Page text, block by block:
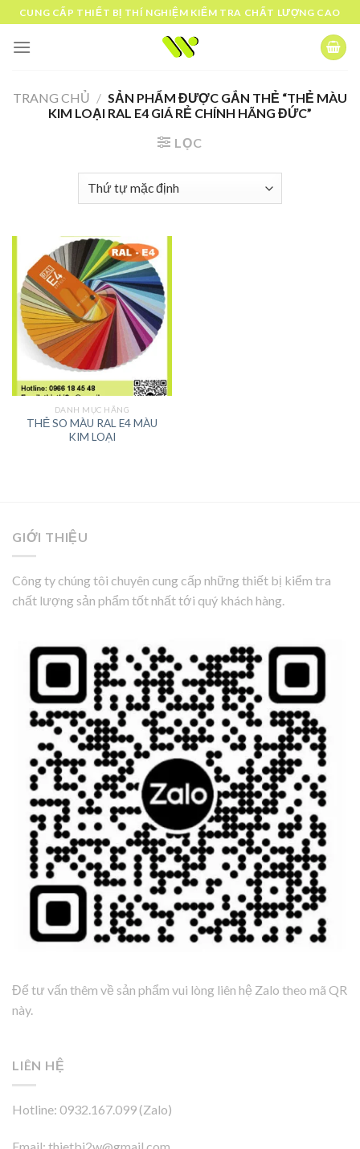
Skip
to
content
CUNG CẤP THIẾT BỊ THÍ NGHIỆM KIỂM TRA CHẤT LƯỢNG CAO
TRANG CHỦ / SẢN PHẨM ĐƯỢC GẮN THẺ “THẺ MÀU
KIM LOẠI RAL E4 GIÁ RẺ CHÍNH HÃNG ĐỨC”
LỌC
DANH MỤC HÃNG
THẺ SO MÀU RAL E4 MÀU
KIM LOẠI
GIỚI THIỆU
Công ty chúng tôi chuyên cung cấp những thiết bị kiểm tra
chất lượng sản phẩm tốt nhất tới quý khách hàng.
Để tư vấn thêm về sản phẩm vui lòng liên hệ Zalo theo mã QR
này.
LIÊN HỆ
Hotline: 0932.167.099 (Zalo)